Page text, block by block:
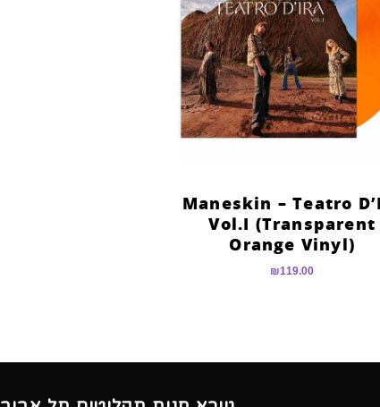
Maneskin – Teatro
Vol.I (Transparent
Orange Vinyl)
₪119.00